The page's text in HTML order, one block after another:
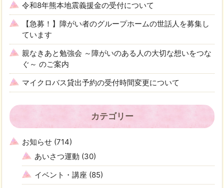
令和8年熊本地震義援金の受付について
【急募！】障がい者のグループホームの世話人を募集し
ています
親なきあと勉強会 ～障がいのある人の大切な想いをつな
ぐ～ のご案内
マイクロバス貸出予約の受付時間変更について
カテゴリー
お知らせ (714)
あいさつ運動 (30)
イベント・講座 (85)